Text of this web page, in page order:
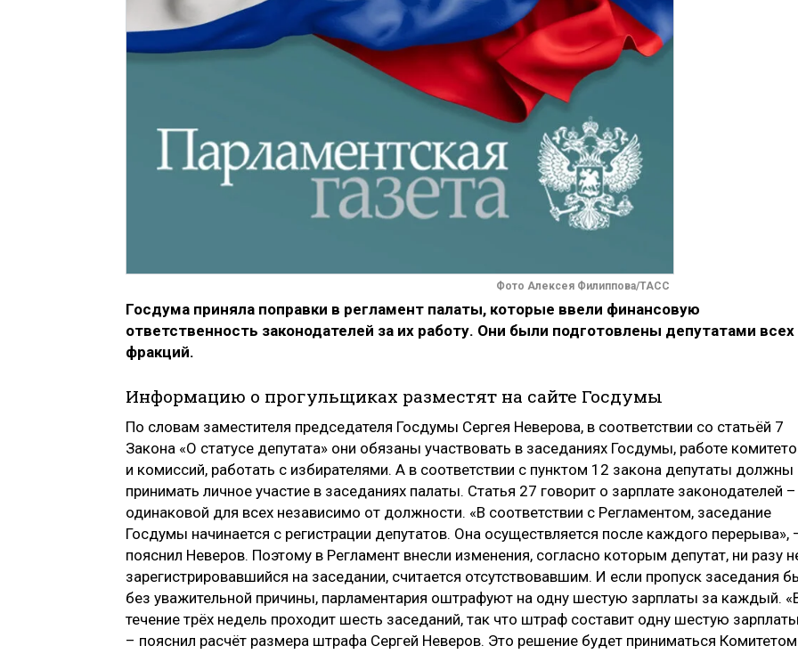
Фото Алексея Филиппова/ТАСС
Госдума приняла поправки в регламент палаты, которые ввели финансовую
ответственность законодателей за их работу. Они были подготовлены депутатами всех
фракций.
Информацию о прогульщиках разместят на сайте Госдумы
По словам заместителя председателя Госдумы Сергея Неверова, в соответствии со статьёй 7
Закона «О статусе депутата» они обязаны участвовать в заседаниях Госдумы, работе
и комиссий, работать с избирателями. А в соответствии с пунктом 12 закона депутаты должны
принимать личное участие в заседаниях палаты. Статья 27 говорит о зарплате законодателей –
одинаковой для всех независимо от должности. «В соответствии с Регламентом, заседание
Госдумы начинается с регистрации депутатов. Она осуществляется после каждого перерыва»,
пояснил Неверов. Поэтому в Регламент внесли изменения, согласно которым депутат, ни разу
зарегистрировавшийся на заседании, считается отсутствовавшим. И если пропуск заседания
без уважительной причины, парламентария оштрафуют на одну шестую зарплаты за каждый.
течение трёх недель проходит шесть заседаний, так что штраф составит одну шестую
– пояснил расчёт размера штрафа Сергей Неверов. Это решение будет приниматься Комитетом